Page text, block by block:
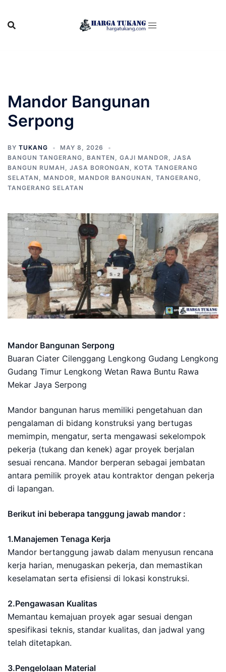
content
Mandor Bangunan
Serpong
BY TUKANG
MAY 8, 2026
BANGUN TANGERANG, BANTEN , GAJI MANDOR, JASA
BANGUN RUMAH , JASA BORONGAN , KOTA TANGERANG
SELATAN , MANDOR, MANDOR BANGUNAN , TANGERANG,
TANGERANG SELATAN
Mandor Bangunan Serpong
Buaran Ciater Cilenggang Lengkong Gudang Lengkong
Gudang Timur Lengkong Wetan Rawa Buntu Rawa
Mekar Jaya Serpong
Mandor bangunan harus memiliki pengetahuan dan
pengalaman di bidang konstruksi yang bertugas
memimpin, mengatur, serta mengawasi sekelompok
pekerja (tukang dan kenek) agar proyek berjalan
sesuai rencana. Mandor berperan sebagai jembatan
antara pemilik proyek atau kontraktor dengan pekerja
di lapangan.
Berikut ini beberapa tanggung jawab mandor :
1.Manajemen Tenaga Kerja
Mandor bertanggung jawab dalam menyusun rencana
kerja harian, menugaskan pekerja, dan memastikan
keselamatan serta efisiensi di lokasi konstruksi.
2.Pengawasan Kualitas
Memantau kemajuan proyek agar sesuai dengan
spesifikasi teknis, standar kualitas, dan jadwal yang
telah ditetapkan.
3.Pengelolaan Material